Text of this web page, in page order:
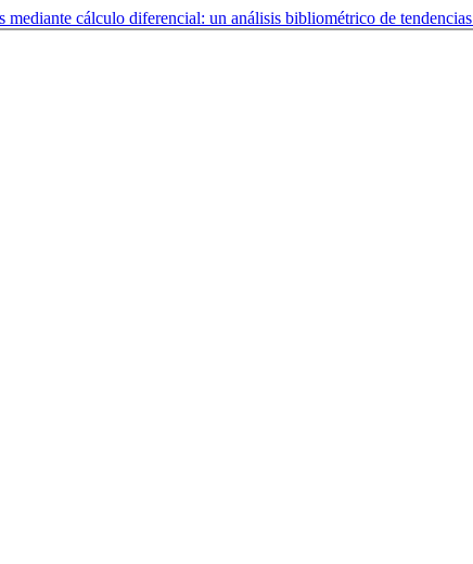
cálculo diferencial: un análisis bibliométrico de tendencias